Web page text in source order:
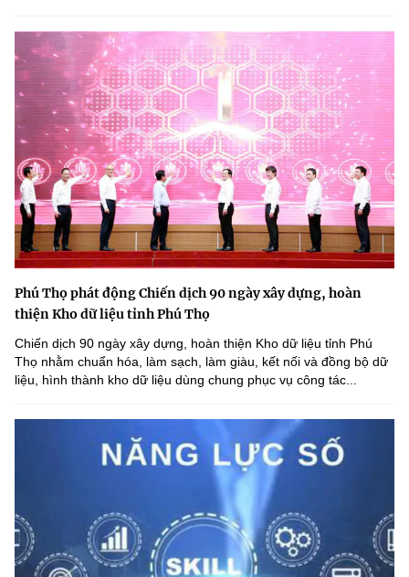
Phú Thọ phát động Chiến dịch 90 ngày xây dựng, hoàn
thiện Kho dữ liệu tỉnh Phú Thọ
Chiến dịch 90 ngày xây dựng, hoàn thiện Kho dữ liệu tỉnh Phú
Thọ nhằm chuẩn hóa, làm sạch, làm giàu, kết nối và đồng bộ dữ
liệu, hình thành kho dữ liệu dùng chung phục vụ công tác...